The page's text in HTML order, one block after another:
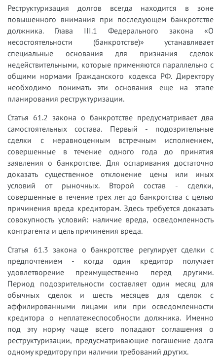
Реструктуризация долгов всегда находится в зоне
повышенного внимания при последующем банкротстве
должника. Глава III.1 Федерального закона «О
несостоятельности (банкротстве)» устанавливает
специальные основания для признания сделок
недействительными, которые применяются параллельно с
общими нормами Гражданского кодекса РФ. Директору
необходимо понимать эти основания еще на этапе
планирования реструктуризации.
Статья 61.2 закона о банкротстве предусматривает два
самостоятельных состава. Первый - подозрительные
сделки с неравноценным встречным исполнением,
совершенные в течение одного года до принятия
заявления о банкротстве. Для оспаривания достаточно
доказать существенное отклонение цены или иных
условий от рыночных. Второй состав - сделки,
совершенные в течение трех лет до банкротства с целью
причинения вреда кредиторам. Здесь требуется доказать
совокупность условий: наличие вреда, осведомленность
контрагента и цель причинения вреда.
Статья 61.3 закона о банкротстве регулирует сделки с
предпочтением - когда один кредитор получает
удовлетворение преимущественно перед другими.
Период подозрительности составляет один месяц для
обычных сделок и шесть месяцев для сделок с
аффилированными лицами или при осведомленности
кредитора о неплатежеспособности должника. Именно
под эту норму чаще всего попадают соглашения о
реструктуризации, предусматривающие погашение долга
одному кредитору при наличии требований других.